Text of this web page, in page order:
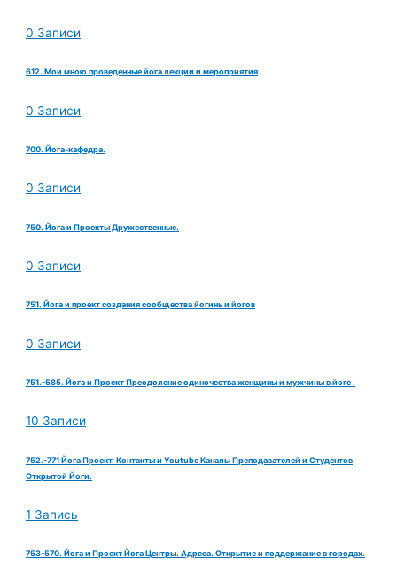
0 Записи
612. Мои мною проведенные йога лекции и мероприятия
0 Записи
700. Йога-кафедра.
0 Записи
750. Йога и Проекты Дружественные.
0 Записи
751. Йога и проект создания сообщества йогинь и йогов
0 Записи
751.-585. Йога и Проект Преодоление одиночества женщины и мужчины в йоге .
10 Записи
752.-771 Йога Проект. Контакты и Youtube Каналы Преподавателей и Студентов
Открытой Йоги.
1 Запись
753-570. Йога и Проект Йога Центры. Адреса. Открытие и поддержание в городах.